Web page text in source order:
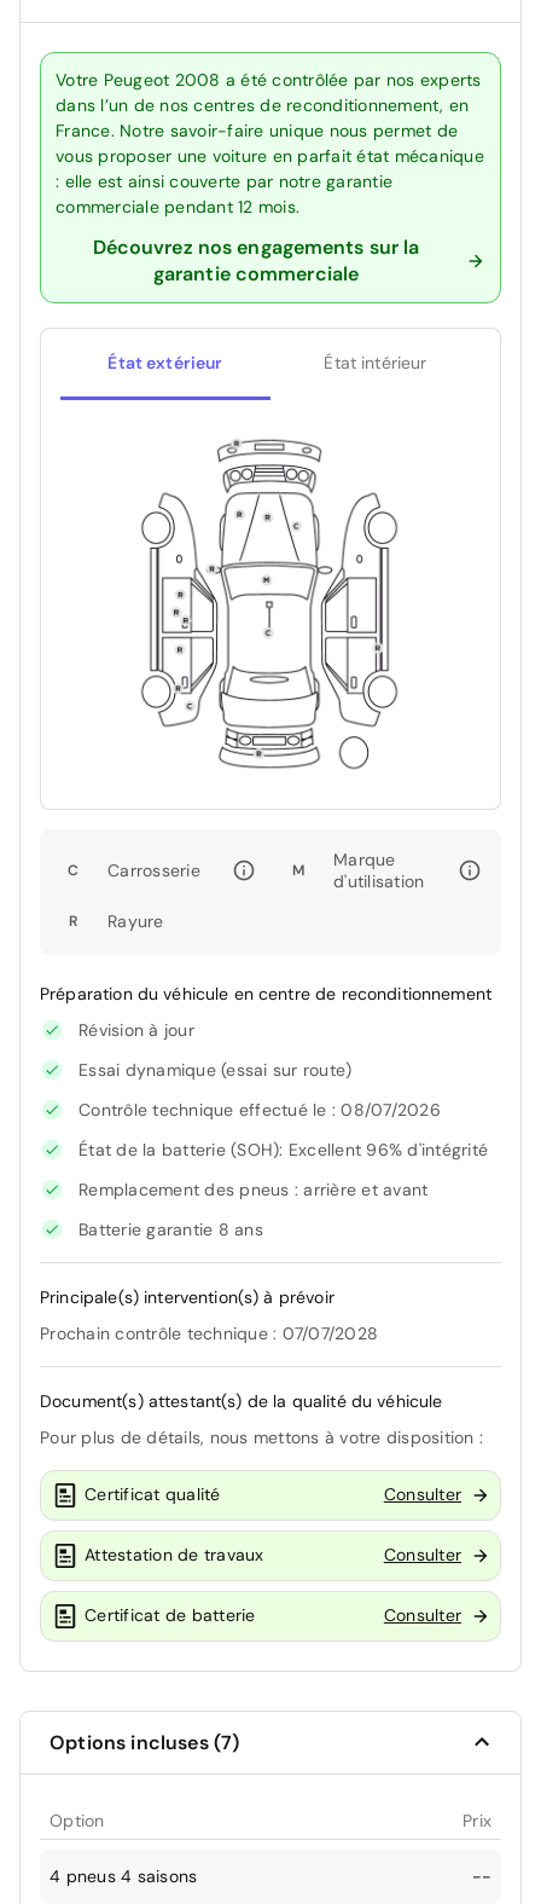
Votre Peugeot 2008 a été contrôlée par nos experts
dans l’un de nos centres de reconditionnement, en
France. Notre savoir-faire unique nous permet de
vous proposer une voiture en parfait état mécanique
: elle est ainsi couverte par notre garantie
commerciale pendant 12 mois.
Découvrez nos engagements sur la
garantie commerciale
État extérieur État intérieur
C Carrosserie M
Marque
d'utilisation
R Rayure
Préparation du véhicule en centre de reconditionnement
Révision à jour
Essai dynamique (essai sur route)
Contrôle technique effectué le : 08/07/2026
État de la batterie (SOH): Excellent 96% d'intégrité
Remplacement des pneus : arrière et avant
Batterie garantie 8 ans
Principale(s) intervention(s) à prévoir
Prochain contrôle technique : 07/07/2028
Document(s) attestant(s) de la qualité du véhicule
Pour plus de détails, nous mettons à votre disposition :
Certificat qualité Consulter
Attestation de travaux Consulter
Certificat de batterie Consulter
Options incluses (7)
Option Prix
4 pneus 4 saisons --